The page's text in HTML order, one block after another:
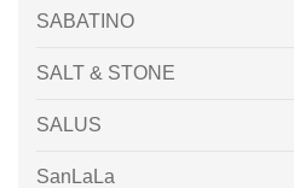
SABATINO
SALT & STONE
SALUS
SanLaLa